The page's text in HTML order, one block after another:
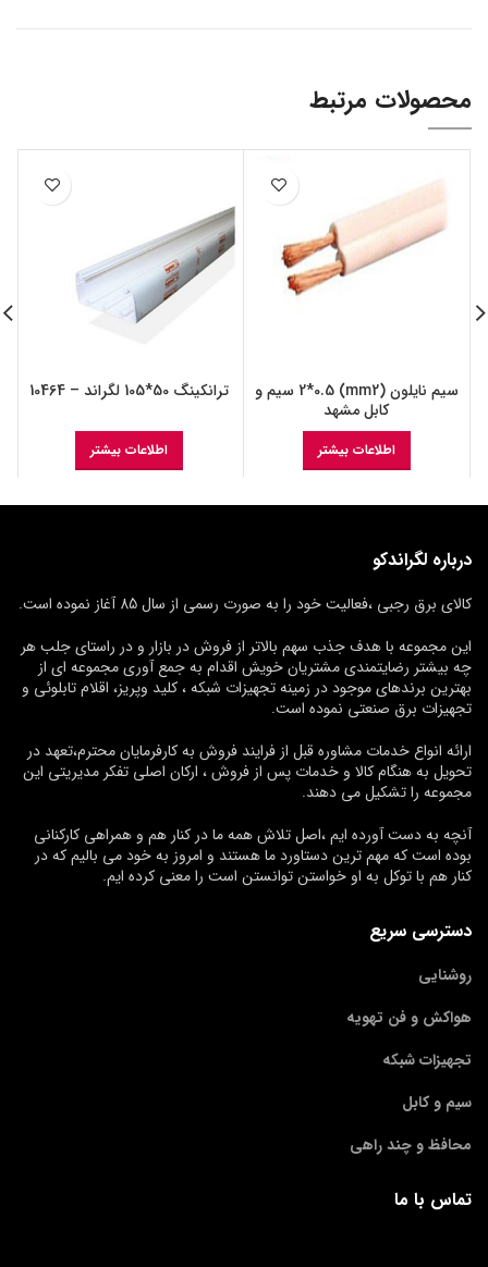
محصولات مرتبط
سیم نایلون (mm2) 2*0.5 سیم و
کابل مشهد
اطلاعات بیشتر
ترانکینگ 50*105 لگراند – 10464
اطلاعات بیشتر
درباره لگراندکو
کالای برق رجبی ،فعالیت خود را به صورت رسمی از سال 85 آغاز نموده است.
این مجموعه با هدف جذب سهم بالاتر از فروش در بازار و در راستای جلب هر
چه بیشتر رضایتمندی مشتریان خویش اقدام به جمع آوری مجموعه ای از
بهترین برندهای موجود در زمینه تجهیزات شبکه ، کلید وپریز، اقلام تابلوئی و
تجهیزات برق صنعتی نموده است.
ارائه انواع خدمات مشاوره قبل از فرایند فروش به کارفرمایان محترم،تعهد در
تحویل به هنگام کالا و خدمات پس از فروش ، ارکان اصلی تفکر مدیریتی این
مجموعه را تشکیل می دهند.
آنچه به دست آورده ایم ،اصل تلاش همه ما در کنار هم و همراهی کارکنانی
بوده است که مهم ترین دستاورد ما هستند و امروز به خود می بالیم که در
کنار هم با توکل به او خواستن توانستن است را معنی کرده ایم.
دسترسی سریع
روشنایی
هواکش و فن تهویه
تجهیزات شبکه
سیم و کابل
محافظ و چند راهی
تماس با ما